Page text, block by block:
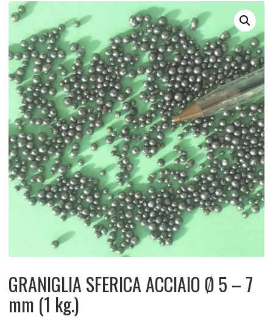
GRANIGLIA SFERICA ACCIAIO Ø 5 – 7
mm (1 kg.)